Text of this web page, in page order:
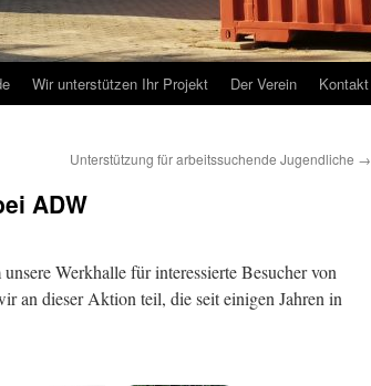
Wir unterstützen Ihr Projekt Der Verein Kontakt
Unterstützung für arbeitssuchende Jugendliche →
ADW
Werkhalle für interessierte Besucher von
an dieser Aktion teil, die seit einigen Jahren in